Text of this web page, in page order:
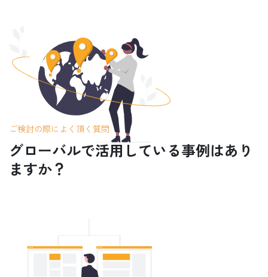
ご検討の際によく頂く質問
グローバルで活用している事例はあり
ますか？